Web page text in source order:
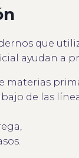
que
ayudan a
materias
de las